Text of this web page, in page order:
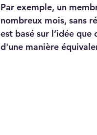
Par exemple, un
nombreux mois, sans
est basé sur l’idée
d'une manière